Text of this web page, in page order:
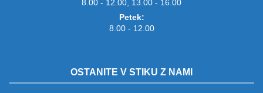
8.00 - 12.00, 13.00 - 16.00
Petek:
8.00 - 12.00
OSTANITE V STIKU Z NAMI